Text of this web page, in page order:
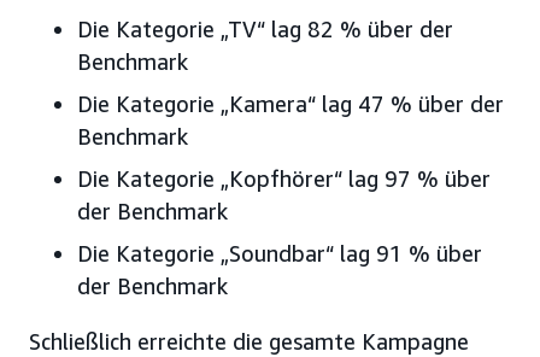
Die Kategorie „TV“ lag 82 % über der
Benchmark
Die Kategorie „Kamera“ lag 47 % über der
Benchmark
Die Kategorie „Kopfhörer“ lag 97 % über
der Benchmark
Die Kategorie „Soundbar“ lag 91 % über
der Benchmark
Schließlich erreichte die gesamte Kampagne